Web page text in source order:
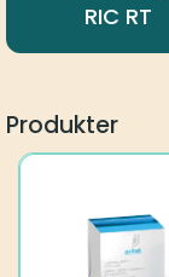
RIC RT
Produkter